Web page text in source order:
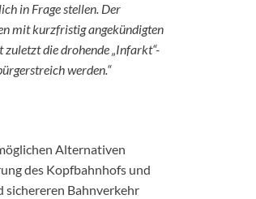
in Frage stellen. Der
mit kurzfristig angekündigten
die drohende „Infarkt“-
werden.“
Alternativen
des Kopfbahnhofs und
Bahnverkehr